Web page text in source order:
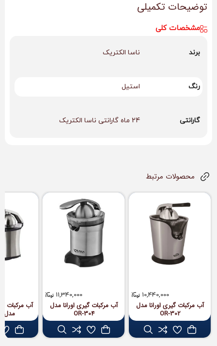
توضیحات تکمیلی
مشخصات کلی
برند ناسا الکتریک
رنگ استیل
گارانتی 24 ماه گارانتی ناسا الکتریک
محصولات مرتبط
10,440,000
آب مرکبات گیری اورانا مدل
OR-302
11,340,000
آب مرکبات‌ گیری اورانا مدل
OR-304
آب مرکبات
مدل NS-936